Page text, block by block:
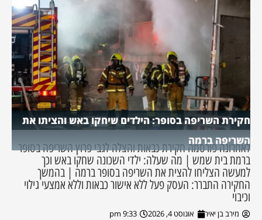
חקירת השריפה בסופר: הילדים שיחקו באש והציתו את
השריפה ברמה
לאחרונה פורסמה חקירת כבאות והצלה לגבי פרוץ השריפה בסופר
ברמת בית שמש | מה שעלה: ילדי השכונה שחקו באש וכך
למעשה הצליחו להצית את השריפה בסופר ברמה | בהמשך
החקירה התברר: העסק פעל ללא אישור כבאות וללא אמצעי גילוי
וכיבוי
מירב בן יאיר אוגוסט 4, 2026 9:33 pm